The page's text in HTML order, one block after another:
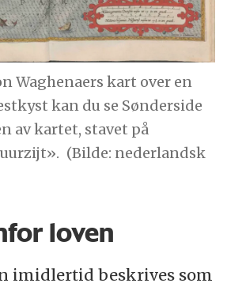
Waghenaers kart over en
kan du se Sønderside
av kartet, stavet på
(Bilde: nederlandsk
loven
imidlertid beskrives som